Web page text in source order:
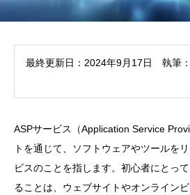
最終更新日：2024年9月17日 執筆：
ASPサービス（Application Service
トを通じて、ソフトウェアやツールを
ビスのことを指します。初心者にとっ
ることは、ウェブサイトやオンライン